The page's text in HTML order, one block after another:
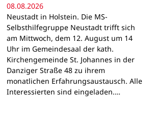
08.08.2026
Neustadt in Holstein. Die MS-
Selbsthilfegruppe Neustadt trifft sich
am Mittwoch, dem 12. August um 14
Uhr im Gemeindesaal der kath.
Kirchengemeinde St. Johannes in der
Danziger Straße 48 zu ihrem
monatlichen Erfahrungsaustausch. Alle
Interessierten sind eingeladen.…